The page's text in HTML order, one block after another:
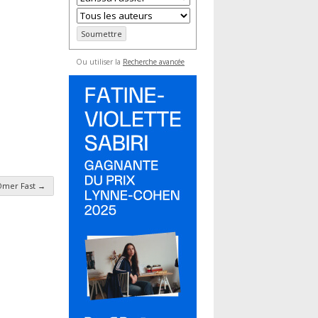
Fast →
Ou utiliser la Recherche avancée